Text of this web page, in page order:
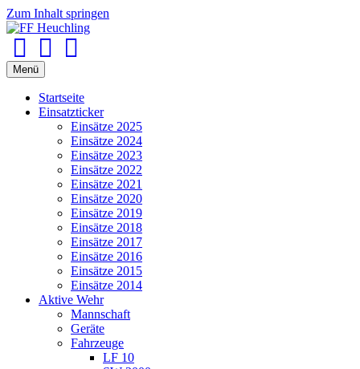
Zum Inhalt springen
Menü
Startseite
Einsatzticker
Einsätze 2025
Einsätze 2024
Einsätze 2023
Einsätze 2022
Einsätze 2021
Einsätze 2020
Einsätze 2019
Einsätze 2018
Einsätze 2017
Einsätze 2016
Einsätze 2015
Einsätze 2014
Aktive Wehr
Mannschaft
Geräte
Fahrzeuge
LF 10